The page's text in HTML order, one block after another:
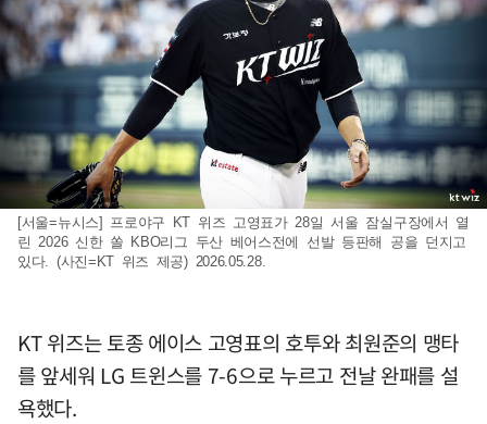
[서울=뉴시스] 프로야구 KT 위즈 고영표가 28일 서울 잠실구장에서 열
린 2026 신한 쏠 KBO리그 두산 베어스전에 선발 등판해 공을 던지고
있다. (사진=KT 위즈 제공) 2026.05.28.
KT 위즈는 토종 에이스 고영표의 호투와 최원준의 맹타
를 앞세워 LG 트윈스를 7-6으로 누르고 전날 완패를 설
욕했다.